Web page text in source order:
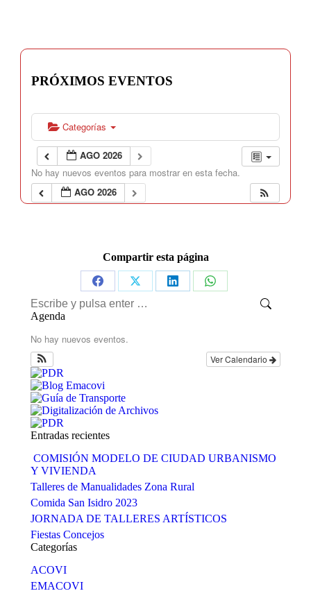
PRÓXIMOS EVENTOS
Categorías
AGO 2026
No hay nuevos eventos para mostrar en esta fecha.
AGO 2026
Compartir esta página
Share
on
Share
on
Share
Share
Buscar:
Agenda
No hay nuevos eventos.
Ver Calendario
Entradas recientes
COMISIÓN MODELO DE CIUDAD URBANISMO
Y VIVIENDA
Talleres de Manualidades Zona Rural
Comida San Isidro 2023
JORNADA DE TALLERES ARTÍSTICOS
Fiestas Concejos
Categorías
ACOVI
EMACOVI